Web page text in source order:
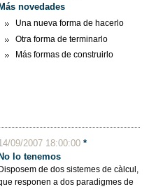
Más novedades
Una nueva forma de hacerlo
Otra forma de terminarlo
Más formas de construirlo
09/2007 18:00:00*
No lo tenemos
Disposem de dos sistemes de càlcul,
responen a dos paradigmes de